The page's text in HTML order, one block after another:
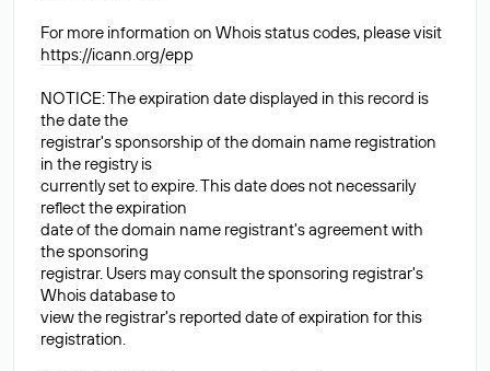
For more information on Whois status codes, please visit
https://icann.org/epp
NOTICE: The expiration date displayed in this record is
the date the
registrar's sponsorship of the domain name registration
in the registry is
currently set to expire. This date does not necessarily
reflect the expiration
date of the domain name registrant's agreement with
the sponsoring
registrar. Users may consult the sponsoring registrar's
Whois database to
view the registrar's reported date of expiration for this
registration.